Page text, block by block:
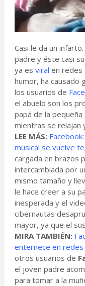
Casi le da un
padre y éste casi
ya es viral en redes
humor, ha causado
los usuarios de
el abuelo son los
papá de la pequeña
mientras se relajan
LEE MÁS:
musical se vuelve
cargada en brazos
intercambiada por
mismo tamaño y
le hace creer a su
inesperada y el
cibernautas
mayor, ya que el
MIRA TAMBIÉN:
enternece en redes
otros usuarios de
el joven padre
para tomar a la